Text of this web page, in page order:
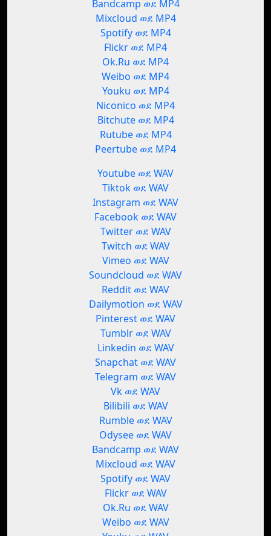
Bandcamp ወደ MP4
Mixcloud ወደ MP4
Spotify ወደ MP4
Flickr ወደ MP4
Ok.Ru ወደ MP4
Weibo ወደ MP4
Youku ወደ MP4
Niconico ወደ MP4
Bitchute ወደ MP4
Rutube ወደ MP4
Peertube ወደ MP4
Youtube ወደ WAV
Tiktok ወደ WAV
Instagram ወደ WAV
Facebook ወደ WAV
Twitter ወደ WAV
Twitch ወደ WAV
Vimeo ወደ WAV
Soundcloud ወደ WAV
Reddit ወደ WAV
Dailymotion ወደ WAV
Pinterest ወደ WAV
Tumblr ወደ WAV
Linkedin ወደ WAV
Snapchat ወደ WAV
Telegram ወደ WAV
Vk ወደ WAV
Bilibili ወደ WAV
Rumble ወደ WAV
Odysee ወደ WAV
Bandcamp ወደ WAV
Mixcloud ወደ WAV
Spotify ወደ WAV
Flickr ወደ WAV
Ok.Ru ወደ WAV
Weibo ወደ WAV